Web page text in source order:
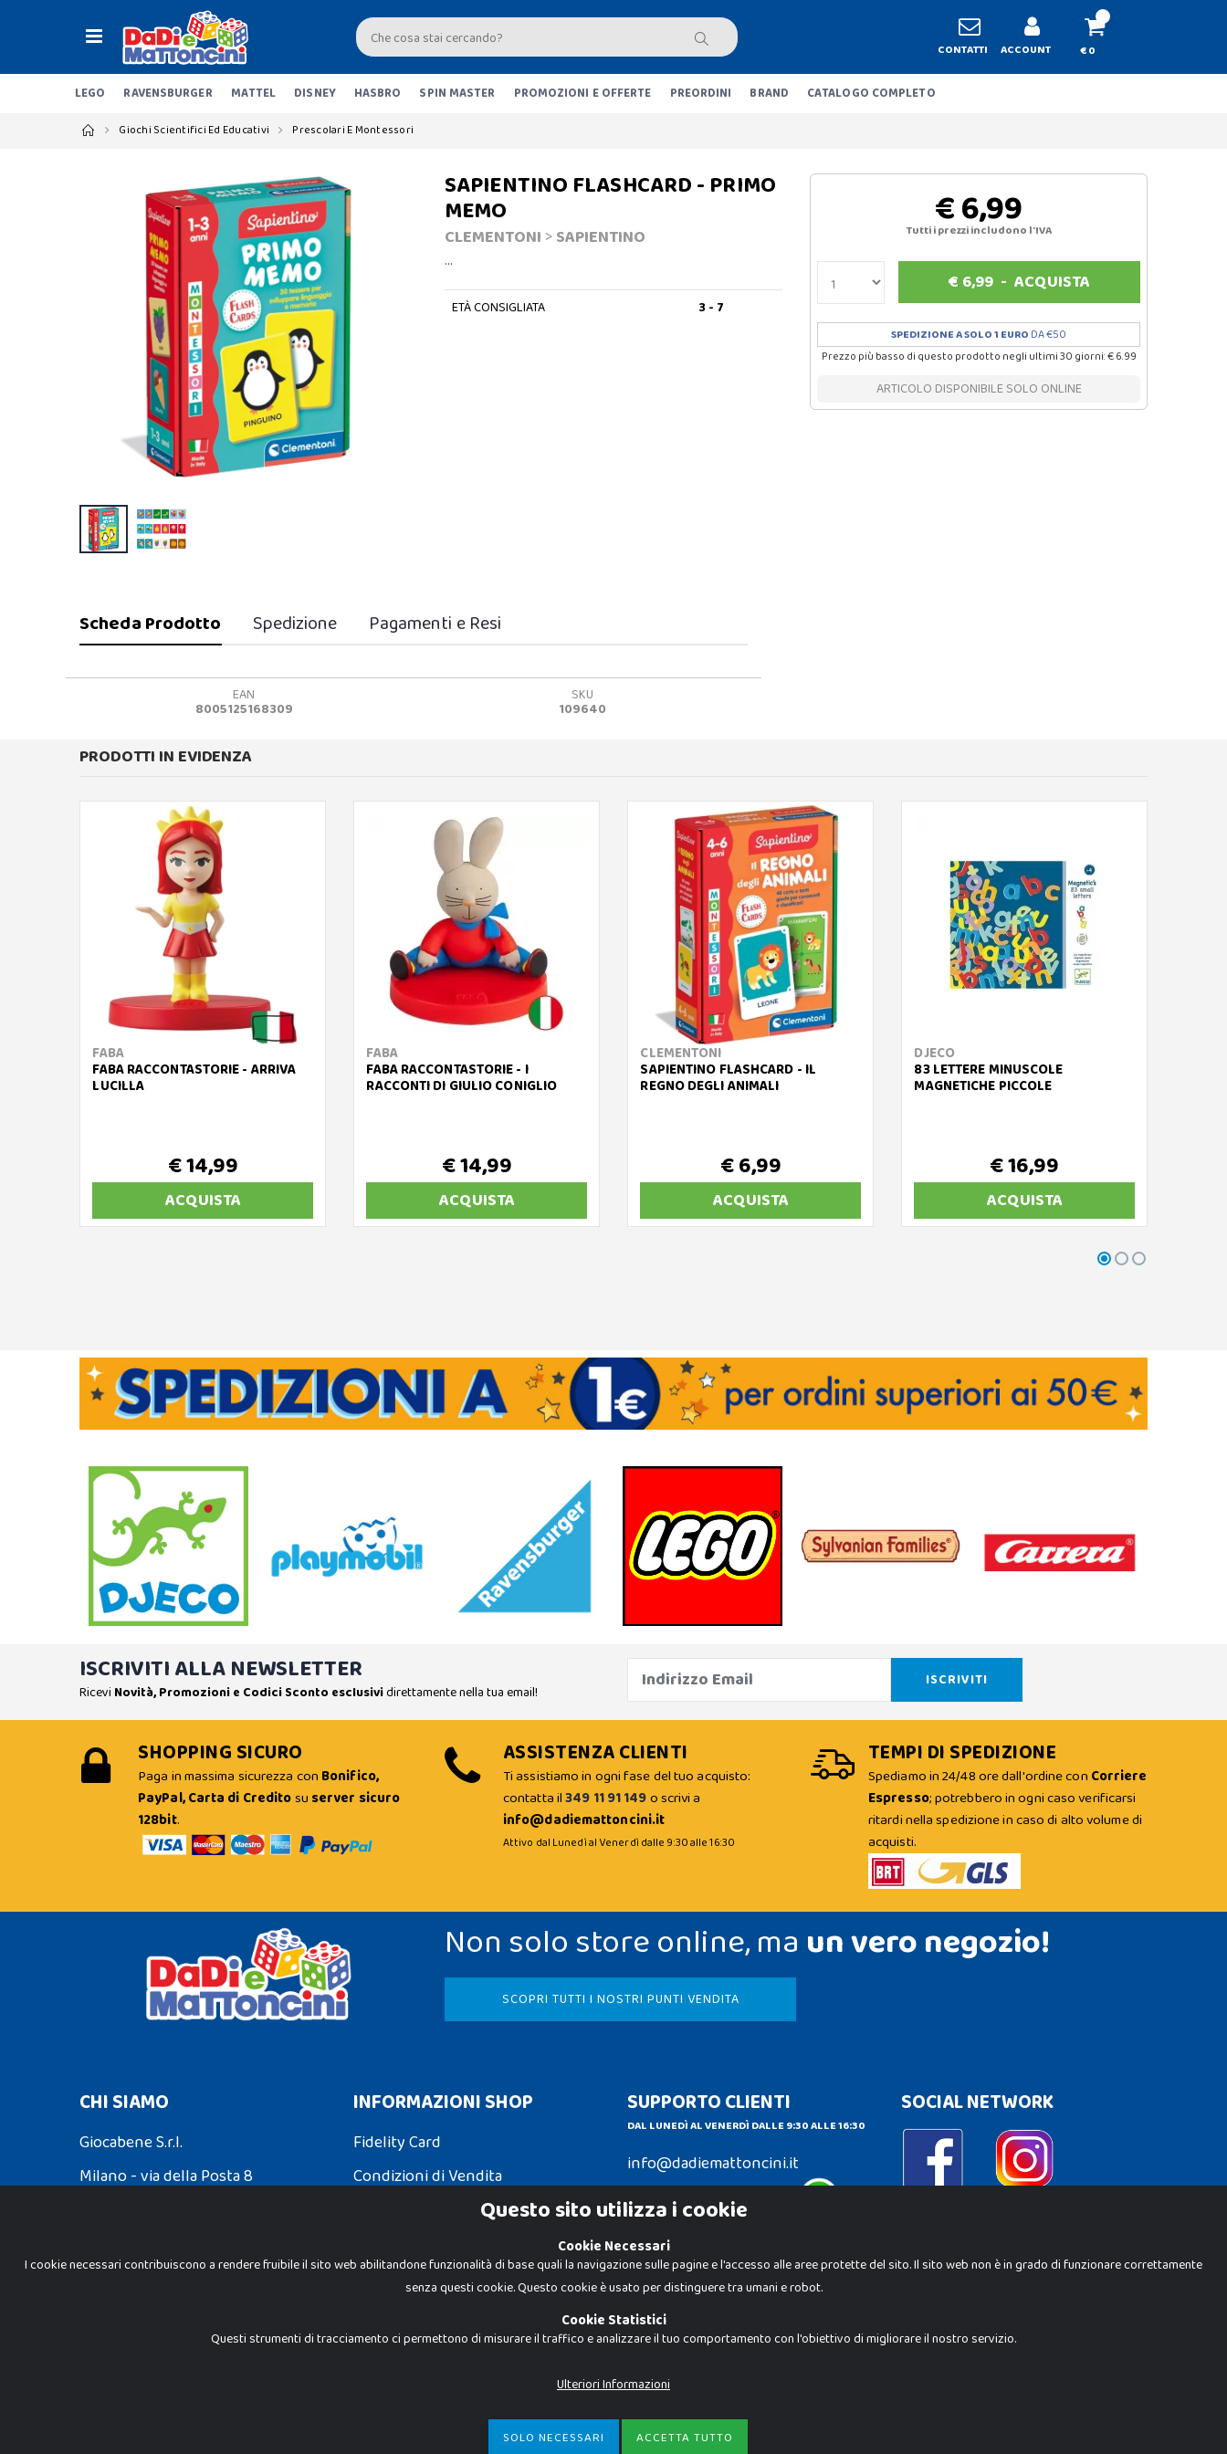
CONTATTI ACCOUNT € 0
LEGO RAVENSBURGER MATTEL DISNEY HASBRO SPIN MASTER PROMOZIONI E OFFERTE PREORDINI BRAND CATALOGO COMPLETO
Giochi Scientifici Ed Educativi Prescolari E Montessori
SAPIENTINO FLASHCARD - PRIMO
MEMO
CLEMENTONI> SAPIENTINO
…
ETÀ CONSIGLIATA 3 - 7
€ 6,99
Tutti i prezzi includono l'IVA
€ 6,99 -ACQUISTA
SPEDIZIONE A SOLO 1 EURO DA €50
Prezzo più basso di questo prodotto negli ultimi 30 giorni: € 6.99
ARTICOLO DISPONIBILE SOLO ONLINE
Scheda Prodotto Spedizione Pagamenti e Resi
EAN
8005125168309
SKU
109640
PRODOTTI IN EVIDENZA
FABA
FABA RACCONTASTORIE - ARRIVA
LUCILLA
€ 14,99
ACQUISTA
FABA
FABA RACCONTASTORIE - I
RACCONTI DI GIULIO CONIGLIO
€ 14,99
ACQUISTA
CLEMENTONI
SAPIENTINO FLASHCARD - IL
REGNO DEGLI ANIMALI
€ 6,99
ACQUISTA
DJECO
83 LETTERE MINUSCOLE
MAGNETICHE PICCOLE
€ 16,99
ACQUISTA
ISCRIVITI ALLA NEWSLETTER
Ricevi Novità, Promozioni e Codici Sconto esclusividirettamente nella tua email!
SHOPPING SICURO
Paga in massima sicurezza con Bonifico,
PayPal, Carta di Creditosu server sicuro
128bit.
ASSISTENZA CLIENTI
Ti assistiamo in ogni fase del tuo acquisto:
contatta il349 11 91 149o scrivi a
info@dadiemattoncini.it
Attivo dal Lunedì al Venerdì dalle 9:30 alle 16:30
TEMPI DI SPEDIZIONE
Spediamo in 24/48 ore dall'ordine con Corriere
Espresso; potrebbero in ogni caso verificarsi
ritardi nella spedizione in caso di alto volume di
acquisti.
Non solo store online, ma un vero negozio!
SCOPRI TUTTI I NOSTRI PUNTI VENDITA
CHI SIAMO
Giocabene S.r.l.
Milano - via della Posta 8
INFORMAZIONI SHOP
Fidelity Card
Condizioni di Vendita
SUPPORTO CLIENTI
DAL LUNEDÌ AL VENERDÌ DALLE 9:30 ALLE 16:30
info@dadiemattoncini.it
Contattaci su Whatsapp
SOCIAL NETWORK
Dadi e Mattoncini è un brand di Giocabene Srl. Ogni riproduzione o utilizzo non espressamente
proprietà dei rispettivi titolari.
I prezzi e le promozioni pubblicate potrebbero differire da quanto esposto in negozio.
Giocabene Srl - via della Posta 8, 20123 Milano (MI)
Questo sito utilizza i cookie
Cookie Necessari
I cookie necessari contribuiscono a rendere fruibile il sito web abilitandone funzionalità di base quali la navigazione sulle pagine e l'accesso alle aree protette del sito. Il sito web non è in grado di funzionare correttamente
senza questi cookie. Questo cookie è usato per distinguere tra umani e robot.
Cookie Statistici
Questi strumenti di tracciamento ci permettono di misurare il traffico e analizzare il tuo comportamento con l'obiettivo di migliorare il nostro servizio.
Ulteriori Informazioni
SOLO NECESSARI ACCETTA TUTTO